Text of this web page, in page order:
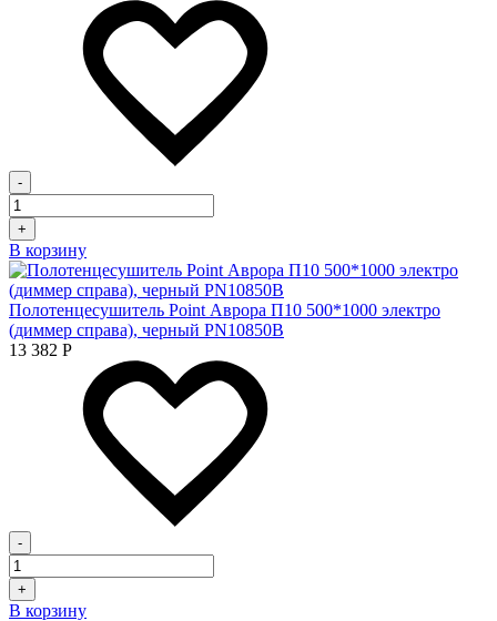
-
+
В корзину
Полотенцесушитель Point Аврора П10 500*1000 электро
(диммер справа), черный PN10850B
13 382 Р
-
+
В корзину